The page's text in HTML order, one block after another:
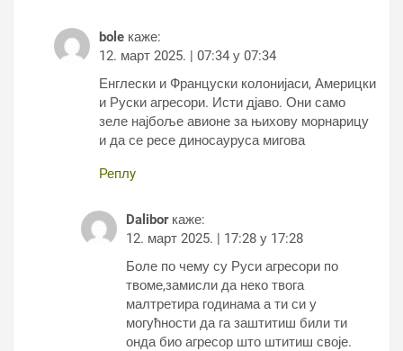
bole каже:
12. март 2025. | 07:34 у 07:34
Енглески и Француски колонијаси, Америцки
и Руски агресори. Исти дјаво. Они само
зеле најбоље авионе за њихову морнарицу
и да се ресе диносауруса мигова
Реплy
Dalibor каже:
12. март 2025. | 17:28 у 17:28
Боле по чему су Руси агресори по
твоме,замисли да неко твога
малтретира годинама а ти си у
могућности да га заштитиш били ти
онда био агресор што штитиш своје.